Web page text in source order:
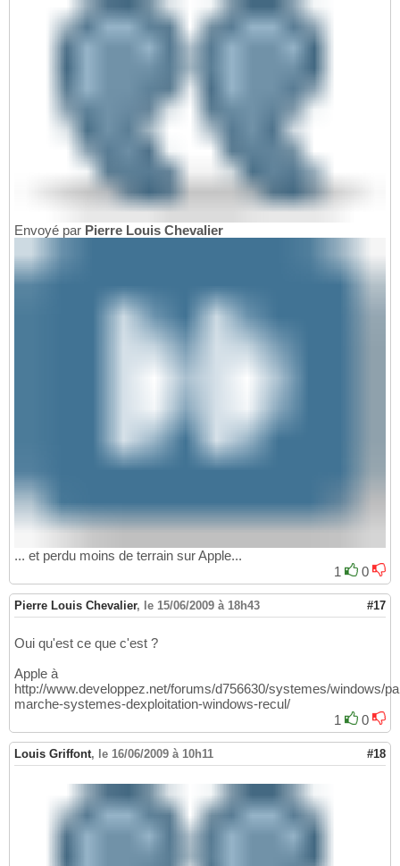
Envoyé par Pierre Louis Chevalier
... et perdu moins de terrain sur Apple...
1
0
Pierre Louis Chevalier, le 15/06/2009 à 18h43 #17
Oui qu'est ce que c'est ?
Apple à
http://www.developpez.net/forums/d756630/systemes/windows/
marche-systemes-dexploitation-windows-recul/
1
0
Louis Griffont, le 16/06/2009 à 10h11 #18